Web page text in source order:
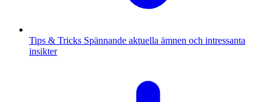
Tips & Tricks Spännande aktuella ämnen och intressanta
insikter